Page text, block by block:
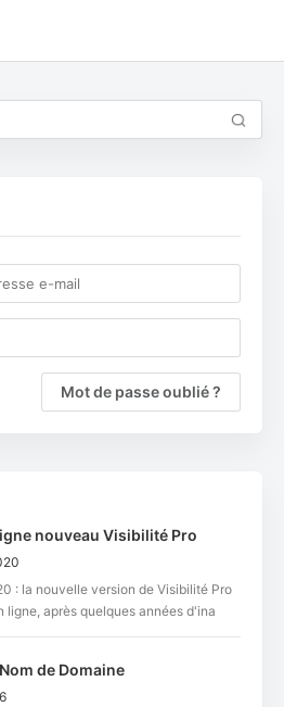
Mot de passe oublié ?
nouveau Visibilité Pro
: la nouvelle version de Visibilité Pro
ligne, après quelques années d'ina
de Domaine